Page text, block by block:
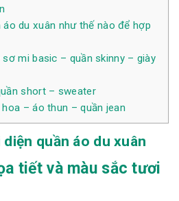
du xuân như thế nào để hợp
mi basic – quần skinny – giày
short – sweater
– áo thun – quần jean
quần áo du xuân
tiết và màu sắc tươi